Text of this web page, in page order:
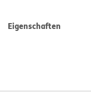
Eigenschaften